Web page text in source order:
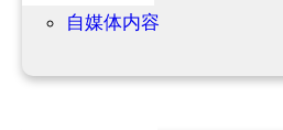
自媒体内容